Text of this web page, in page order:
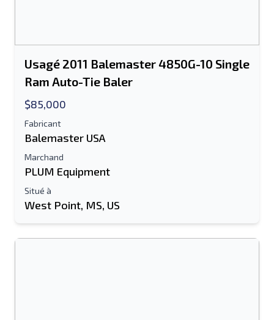
Usagé 2011 Balemaster 4850G-10 Single
Ram Auto-Tie Baler
$85,000
Fabricant
Balemaster USA
Marchand
PLUM Equipment
Situé à
West Point, MS, US